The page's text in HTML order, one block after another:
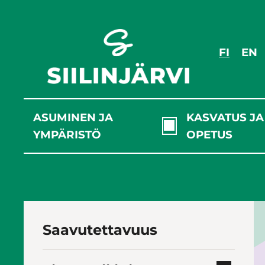
FI EN
ASUMINEN JA
YMPÄRISTÖ
KASVATUS JA
OPETUS
Saavutettavuus